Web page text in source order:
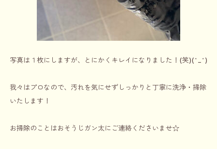
写真は１枚にしますが、とにかくキレイになりました！(笑)(^_^)
我々はプロなので、汚れを気にせずしっかりと丁寧に洗浄・掃除
いたします！
お掃除のことはおそうじガン太にご連絡くださいませ☆